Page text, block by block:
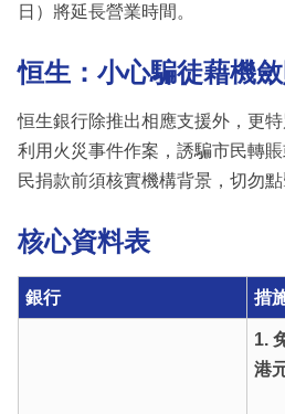
日）將延長營業時間。
恒生：小心騙徒藉機
恒生銀行除推出相應支援外，更
利用火災事件作案，誘騙市民轉
民捐款前須核實機構背景，切勿
核心資料表
銀行 措
1.
港